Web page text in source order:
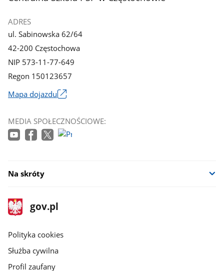
galerii.
galerii.
ADRES
ul. Sabinowska 62/64
42-200 Częstochowa
NIP 573-11-77-649
Regon 150123657
Mapa dojazdu
się
w
MEDIA SPOŁECZNOŚCIOWE:
Na skróty
stopka
gov.pl
Strona
gov.pl
gov.pl
Polityka cookies
Służba cywilna
Profil zaufany